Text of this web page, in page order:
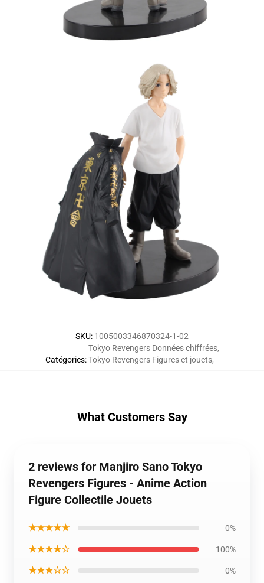
SKU: 1005003346870324-1-02
Catégories:
Tokyo Revengers Données chiffrées,
Tokyo Revengers Figures et jouets,
What Customers Say
2 reviews for Manjiro Sano Tokyo
Revengers Figures - Anime Action
Figure Collectile Jouets
★★★★★ 0%
★★★★☆ 100%
★★★☆☆ 0%